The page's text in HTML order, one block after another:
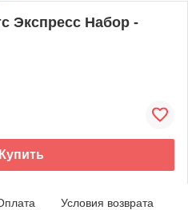
Экспресс Набор -
Купить
Условия возврата